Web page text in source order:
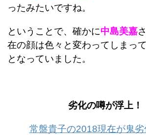
ったみたいですね。
ということで、確かに中島美嘉
在の顔は色々と変わってしまっ
となっていました。
劣化の噂が浮上！
常盤貴子の2018現在が鬼劣